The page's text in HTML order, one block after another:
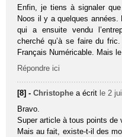
Enfin, je tiens à signaler
Noos il y a quelques
qui a ensuite vendu
cherché qu’à se faire du
Français Numéricable. Mais
Répondre ici
[8] -Christophe a écrit le 2
Bravo.
Super article à tous points de
Mais au fait, existe-t-il des